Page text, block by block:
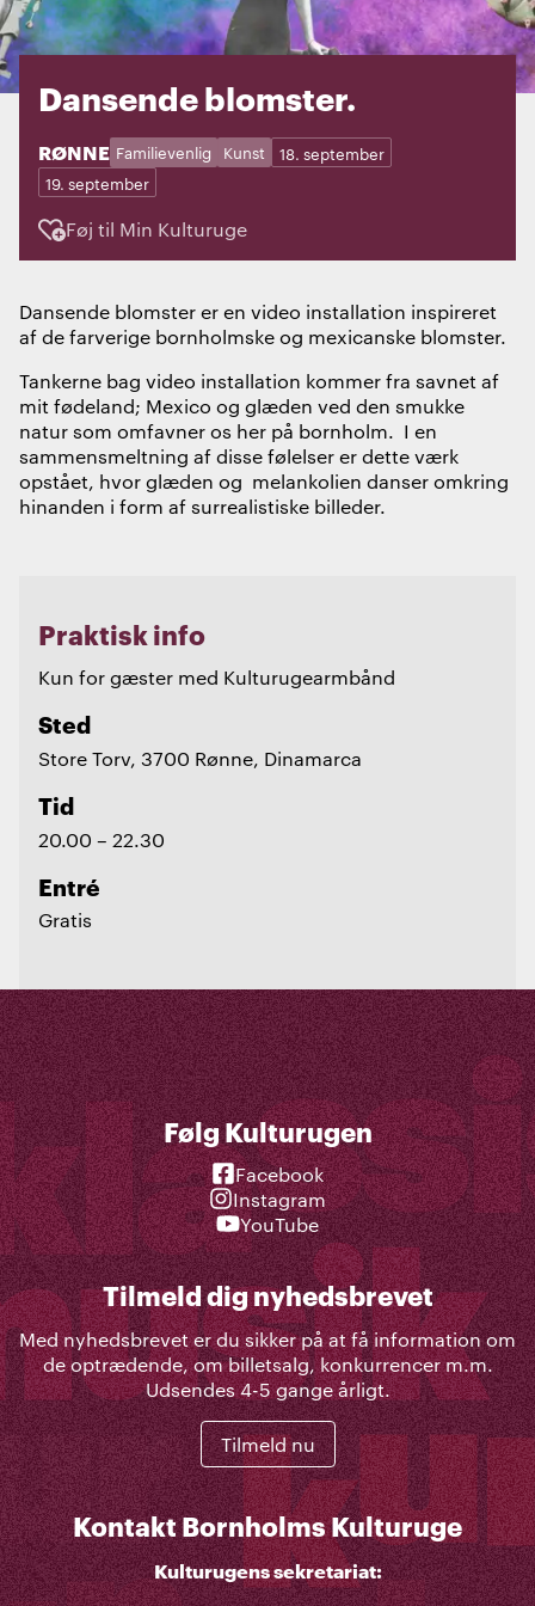
Dansende blomster.
STED:
RØNNE
Kategorier:Familievenlig Kunst
Dage:
18. september
19. september
Føj til Min Kulturuge
Dansende blomster er en video installation inspireret
af de farverige bornholmske og mexicanske blomster.
Tankerne bag video installation kommer fra savnet af
mit fødeland; Mexico og glæden ved den smukke
natur som omfavner os her på bornholm. I en
sammensmeltning af disse følelser er dette værk
opstået, hvor glæden og melankolien danser omkring
hinanden i form af surrealistiske billeder.
Praktisk info
Kun for gæster med Kulturugearmbånd
Sted
Store Torv, 3700 Rønne, Dinamarca
Tid
20.00 – 22.30
Entré
Gratis
Følg Kulturugen
Facebook
Instagram
YouTube
Tilmeld dig nyhedsbrevet
Med nyhedsbrevet er du sikker på at få information om
de optrædende, om billetsalg, konkurrencer m.m.
Udsendes 4-5 gange årligt.
Tilmeld nu
Kontakt Bornholms Kulturuge
Kulturugens sekretariat: